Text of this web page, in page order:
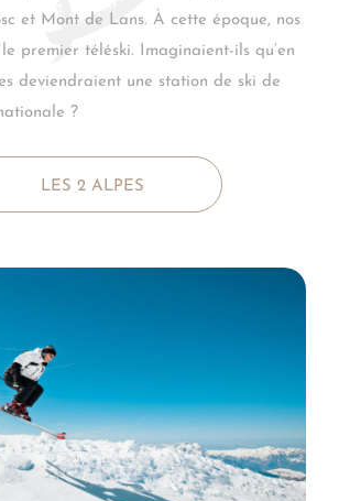
et Mont de Lans. À cette époque, nos
premier téléski. Imaginaient-ils qu’en
deviendraient une station de ski de
?
LES 2 ALPES